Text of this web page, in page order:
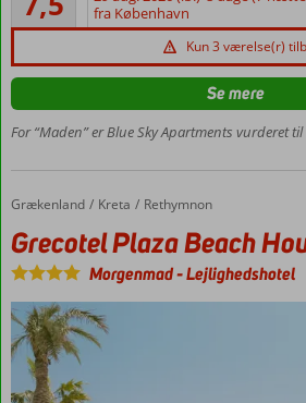
til
Lejligheder
til 4
26
anmeldelserfra København
Kun 3 værelse(r)
For “Maden” er Blue Sky Apartments vurderet til
Se mere
Forside
Grækenland Kreta Rethymnon
Grecotel Plaza Beach House
Grecotel Plaza Beach
Morgenmad-Lejlighedshotel